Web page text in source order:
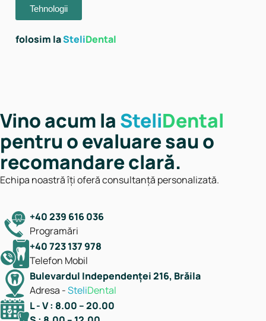
Tehnologii
folosim laSteliDental
Vino acum la SteliDental
pentru o evaluare sau o
recomandare clară.
Echipa noastră îți oferă consultanță personalizată.
+40 239 616 036
Programări
+40 723 137 978
Telefon Mobil
Bulevardul Independenţei 216, Brăila
Adresa -SteliDental
L - V : 8.00 – 20.00